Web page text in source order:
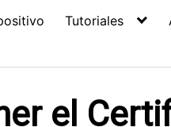
Tutoriales
el